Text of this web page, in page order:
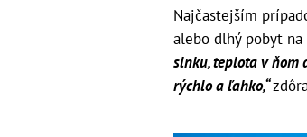
Najčastejším
alebo dlhý pobyt
slnku, teplota v ňom
rýchlo a ľahko,“